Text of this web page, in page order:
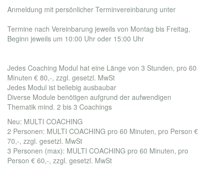
Anmeldung mit persönlicher Terminvereinbarung unter
Termine nach Vereinbarung jeweils von Montag bis Freitag,
Beginn jeweils um 10:00 Uhr oder 15:00 Uhr
Jedes Coaching Modul hat eine Länge von 3 Stunden, pro 60
Minuten € 80,-, zzgl. gesetzl. MwSt
Jedes Modul ist beliebig ausbaubar
Diverse Module benötigen aufgrund der aufwendigen
Thematik mind. 2 bis 3 Coachings
Neu: MULTI COACHING
2 Personen: MULTI COACHING pro 60 Minuten, pro Person €
70,-, zzgl. gesetzl. MwSt
3 Personen (max): MULTI COACHING pro 60 Minuten, pro
Person € 60,-, zzgl. gesetzl. MwSt